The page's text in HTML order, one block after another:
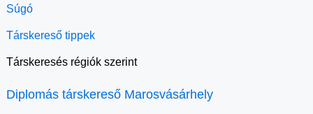
Súgó
Társkereső tippek
Társkeresés régiók szerint
Diplomás társkereső Marosvásárhely